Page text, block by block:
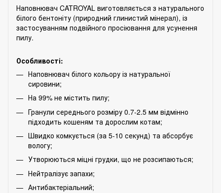
Наповнювач CATROYAL виготовляється з натурального
білого бентоніту (природний глинистий мінерал), із
застосуванням подвійного просіювання для усунення
пилу.
Особливості:
Наповнювач білого кольору із натуральної
сировини;
На 99% не містить пилу;
Гранули середнього розміру 0.7-2.5 мм відмінно
підходить кошеням та дорослим котам;
Швидко комкується (за 5-10 секунд) та абсорбує
вологу;
Утворюються міцні грудки, що не розсипаються;
Нейтралізує запахи;
Антибактеріальний;